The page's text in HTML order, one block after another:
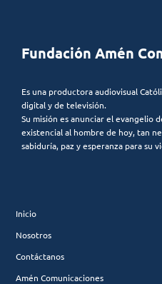
Fundación Amén
Es una productora audiovisual
digital y de televisión.
Su misión es anunciar el evangelio
existencial al hombre de hoy, tan
sabiduría, paz y esperanza para su
Inicio
Nosotros
Contáctanos
Amén Comunicaciones